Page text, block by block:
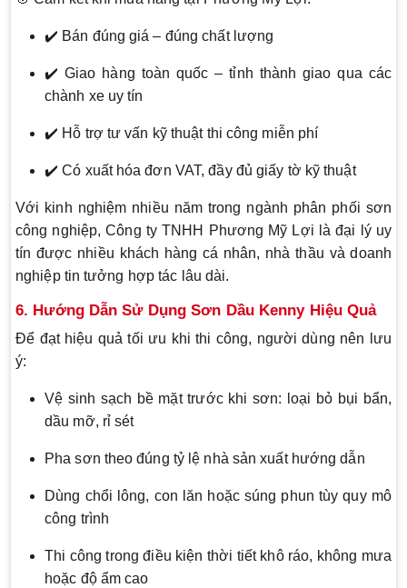
✔️ Bán đúng giá – đúng chất lượng
✔️ Giao hàng toàn quốc – tỉnh thành giao qua các
chành xe uy tín
✔️ Hỗ trợ tư vấn kỹ thuật thi công miễn phí
✔️ Có xuất hóa đơn VAT, đầy đủ giấy tờ kỹ thuật
Với kinh nghiệm nhiều năm trong ngành phân phối sơn
công nghiệp, Công ty TNHH Phương Mỹ Lợi là đại lý uy
tín được nhiều khách hàng cá nhân, nhà thầu và doanh
nghiệp tin tưởng hợp tác lâu dài.
6. Hướng Dẫn Sử Dụng Sơn Dầu Kenny Hiệu Quả
Để đạt hiệu quả tối ưu khi thi công, người dùng nên lưu
ý:
Vệ sinh sạch bề mặt trước khi sơn: loại bỏ bụi bẩn,
dầu mỡ, rỉ sét
Pha sơn theo đúng tỷ lệ nhà sản xuất hướng dẫn
Dùng chổi lông, con lăn hoặc súng phun tùy quy mô
công trình
Thi công trong điều kiện thời tiết khô ráo, không mưa
hoặc độ ẩm cao